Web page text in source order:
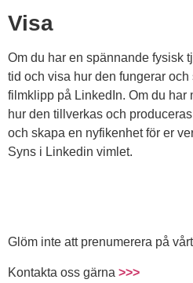
Visa
Om du har en spännande fysisk
tid och visa hur den fungerar
filmklipp på LinkedIn. Om du har
hur den tillverkas och
och skapa en nyfikenhet för er
Syns i Linkedin vimlet.
Glöm inte att prenumerera på vårt
Kontakta oss gärna >>>